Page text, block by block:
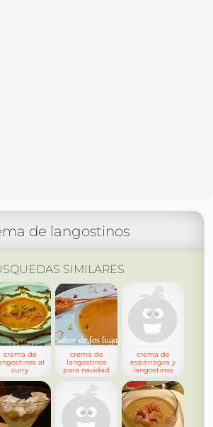
de langostinos
SIMILARES
crema de
al
curry
crema de
langostinos
para navidad
crema de
espárragos y
langostinos